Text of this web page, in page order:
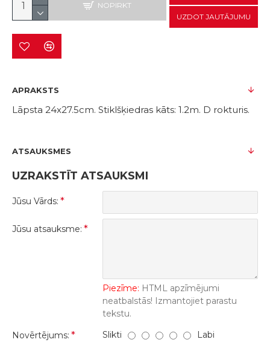
NOPIRKT
UZDOT JAUTĀJUMU
APRAKSTS
Lāpsta 24x27.5cm. Stiklšķiedras kāts: 1.2m. D rokturis.
ATSAUKSMES
UZRAKSTĪT ATSAUKSMI
Jūsu Vārds:
Jūsu atsauksme:
Piezīme: HTML apzīmējumi
neatbalstās! Izmantojiet parastu
tekstu.
Novērtējums:
Slikti Labi